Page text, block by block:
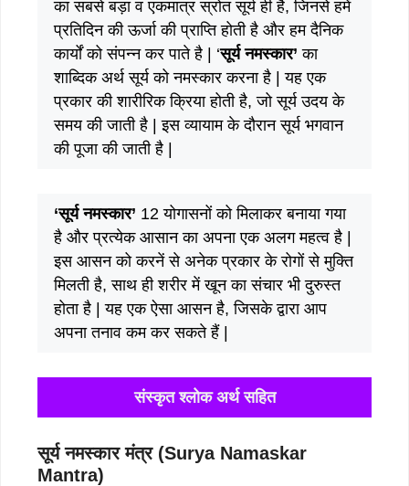
का सबसे बड़ा व एकमात्र स्रोत सूर्य ही है, जिनसे हमें
प्रतिदिन की ऊर्जा की प्राप्ति होती है और हम दैनिक
कार्यों को संपन्न कर पाते है | ‘सूर्य नमस्कार’का
शाब्दिक अर्थ सूर्य को नमस्कार करना है | यह एक
प्रकार की शारीरिक क्रिया होती है, जो सूर्य उदय के
समय की जाती है | इस व्यायाम के दौरान सूर्य भगवान
की पूजा की जाती है |
‘सूर्य नमस्कार’ 12 योगासनों को मिलाकर बनाया गया
है और प्रत्येक आसान का अपना एक अलग महत्व है |
इस आसन को करनें से अनेक प्रकार के रोगों से मुक्ति
मिलती है, साथ ही शरीर में खून का संचार भी दुरुस्त
होता है | यह एक ऐसा आसन है, जिसके द्वारा आप
अपना तनाव कम कर सकते हैं |
संस्कृत श्लोक अर्थ सहित
सूर्य नमस्कार मंत्र (Surya Namaskar
Mantra)